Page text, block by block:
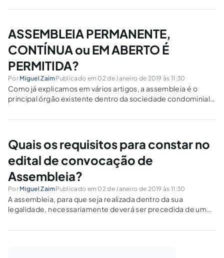
pessoa uma série de competências que devem ser
do...
ASSEMBLEIA PERMANENTE,
CONTÍNUA ou EM ABERTO É
PERMITIDA?
Por Miguel ZaimPublicado em 02 de Janeiro de 2019 às 11:30
Como já explicamos em vários artigos, a assembleia é o
principal órgão existente dentro da sociedade condominial,
dentro do condomínio. Este ato é de suma importância, pois,
Quais os requisitos para constar no
edital de convocação de
Assembleia?
Por Miguel ZaimPublicado em 02 de Janeiro de 2019 às 11:30
A assembleia, para que seja realizada dentro da sua
legalidade, necessariamente deverá ser precedida de um
condôminos, cuja elaboração é feita pelo síndico,